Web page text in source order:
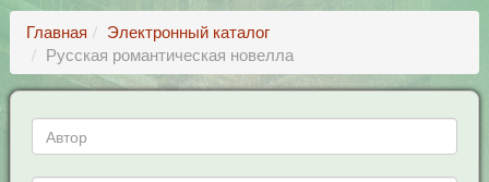
Главная
Электронный каталог
Русская романтическая новелла